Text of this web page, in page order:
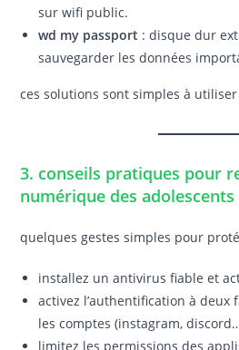
sur wifi public.
wd my passport : disque dur
sauvegarder les données
ces solutions sont simples à
3. conseils pratiques pour
numérique des adolescents
quelques gestes simples pour
installez un antivirus fiable et
activez l’authentification à deux
les comptes (instagram,
limitez les permissions des